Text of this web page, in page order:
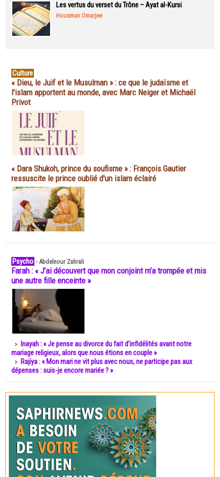
Les vertus du verset du Trône – Ayat al-Kursi
Housman Omarjee
Culture
« Dieu, le Juif et le Musulman » : ce que le judaïsme et
l'islam apportent au monde, avec Marc Neiger et Michaël
Privot
« Dara Shukoh, prince du soufisme » : François Gautier
ressuscite le prince oublié d'un islam éclairé
Psycho -Abdelnour Zahrali
Farah : « J’ai découvert que mon conjoint m’a trompée et mis
une autre fille enceinte »
Inayah : « Je pense au divorce du fait d’infidélités avant notre
mariage religieux, alors que nous étions en couple »
Rajiya : « Mon mari ne vit plus avec nous, ne participe pas aux
dépenses : suis-je encore mariée ? »